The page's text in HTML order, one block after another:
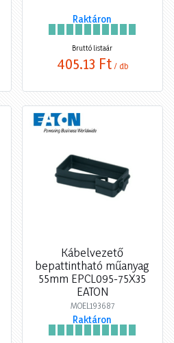
Raktáron
Bruttó listaár
405,13 Ft / db
Kábelvezető
bepattintható műanyag
55mm EPCL095-75X35
EATON
MOEL193687
Raktáron